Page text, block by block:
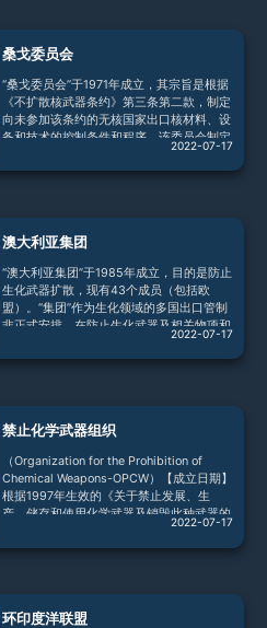
年召开一次全体会议，审议“准则”执行情
纳中国为集团成员国。6月10日，中国成员
资格生效。中国反对核武器扩散，致力于
桑戈委员会
“桑戈委员会”于1971年成立，其宗旨是根据
《不扩散核武器条约》第三条第二款，制定
向未参加该条约的无核国家出口核材料、设
备和技术的控制条件和程序。该委员会制定
了核出口控制“触发清单”，规定出口清单项
目须接受国际原子能机构保障监督。该委员
正式加入桑戈委员会，积极参加了桑戈委员
2022-07-17
澳大利亚集团
“澳大利亚集团”于1985年成立，目的是防止
生化武器扩散，现有43个成员（包括欧
盟）。“集团”作为生化领域的多国出口管制
非正式安排，在防止生化武器及相关物项和
技术扩散方面发挥了一定积极作用。中国在
制定生化出口管制条例和清单时，借鉴了
2011年5月和2013年2月共举行了六轮磋
珀斯举行的“澳大利亚集团”非成员对话会。
2022-07-17
禁止化学武器组织
（Organization for the Prohibition of
Chemical Weapons-OPCW）【成立日期】
根据1997年生效的《关于禁止发展、生
产、储存和使用化学武器及销毁此种武器的
公约》（简称《禁止化学武器公约》，下称
《公约》），禁止化学武器组织于1997年5
器，并为此规定了严格的核查机制；促进化
2022-07-17
环印度洋联盟